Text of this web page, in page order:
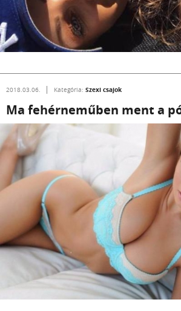
2018.03.06. Kategória: Szexi csajok
Ma fehérneműben ment a